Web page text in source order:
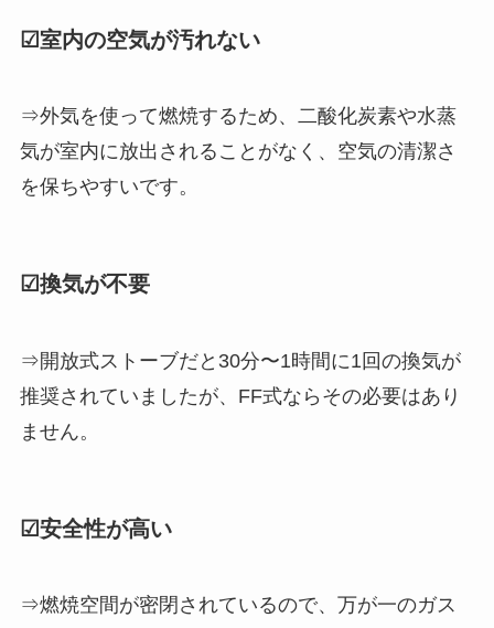
☑室内の空気が汚れない
⇒外気を使って燃焼するため、二酸化炭素や水蒸
気が室内に放出されることがなく、空気の清潔さ
を保ちやすいです。
☑換気が不要
⇒開放式ストーブだと30分〜1時間に1回の換気が
推奨されていましたが、FF式ならその必要はあり
ません。
☑安全性が高い
⇒燃焼空間が密閉されているので、万が一のガス